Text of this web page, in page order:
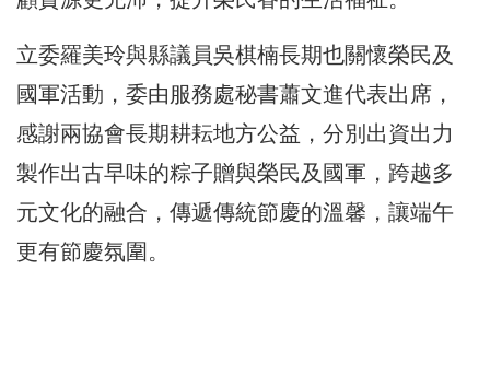
立委羅美玲與縣議員吳棋楠長期也關懷榮民及
國軍活動，委由服務處秘書蕭文進代表出席，
感謝兩協會長期耕耘地方公益，分別出資出力
製作出古早味的粽子贈與榮民及國軍，跨越多
元文化的融合，傳遞傳統節慶的溫馨，讓端午
更有節慶氛圍。